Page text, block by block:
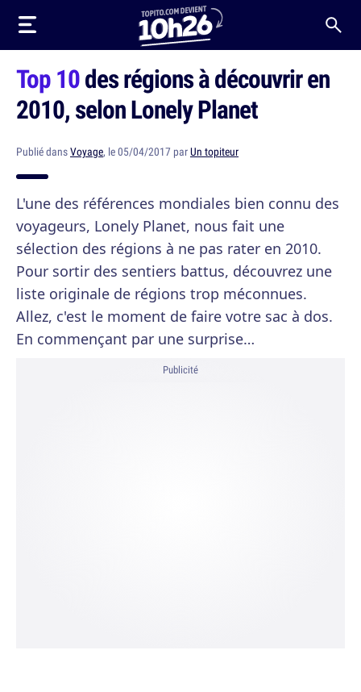
Top 10des régions à découvrir en
2010, selon Lonely Planet
Publié dansVoyage, le 05/04/2017 parUn topiteur
L'une des références mondiales bien connu des
voyageurs, Lonely Planet, nous fait une
sélection des régions à ne pas rater en 2010.
Pour sortir des sentiers battus, découvrez une
liste originale de régions trop méconnues.
Allez, c'est le moment de faire votre sac à dos.
En commençant par une surprise…
Publicité